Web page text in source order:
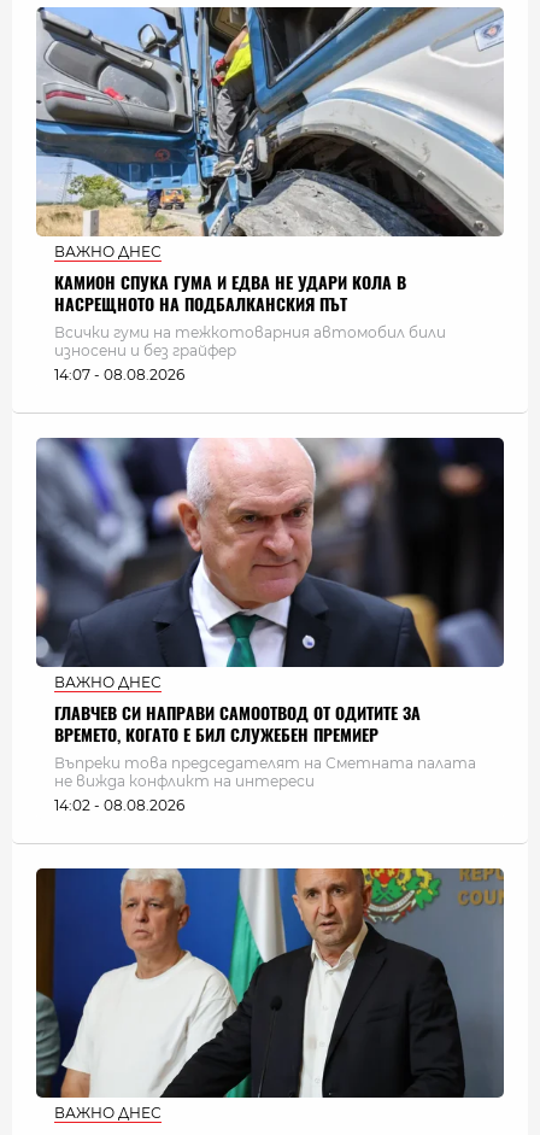
ВАЖНО ДНЕС
КАМИОН СПУКА ГУМА И ЕДВА НЕ УДАРИ КОЛА В
НАСРЕЩНОТО НА ПОДБАЛКАНСКИЯ ПЪТ
Всички гуми на тежкотоварния автомобил били
износени и без грайфер
14:07 - 08.08.2026
ВАЖНО ДНЕС
ГЛАВЧЕВ СИ НАПРАВИ САМООТВОД ОТ ОДИТИТЕ ЗА
ВРЕМЕТО, КОГАТО Е БИЛ СЛУЖЕБЕН ПРЕМИЕР
Въпреки това председателят на Сметната палата
не вижда конфликт на интереси
14:02 - 08.08.2026
ВАЖНО ДНЕС